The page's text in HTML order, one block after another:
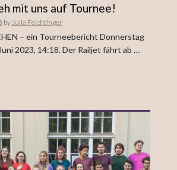
mit uns auf Tournee!
by Julia Feichtinger
– ein Tourneebericht Donnerstag
2023, 14:18. Der Railjet fährt ab …